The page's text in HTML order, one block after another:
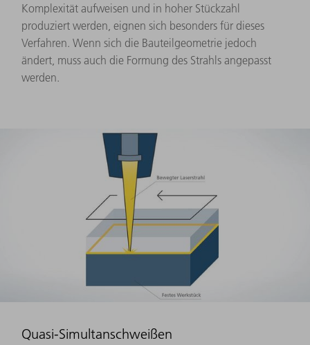
Komplexität aufweisen und in hoher Stückzahl
produziert werden, eignen sich besonders für dieses
Verfahren. Wenn sich die Bauteilgeometrie jedoch
ändert, muss auch die Formung des Strahls angepasst
werden.
Quasi-Simultanschweißen